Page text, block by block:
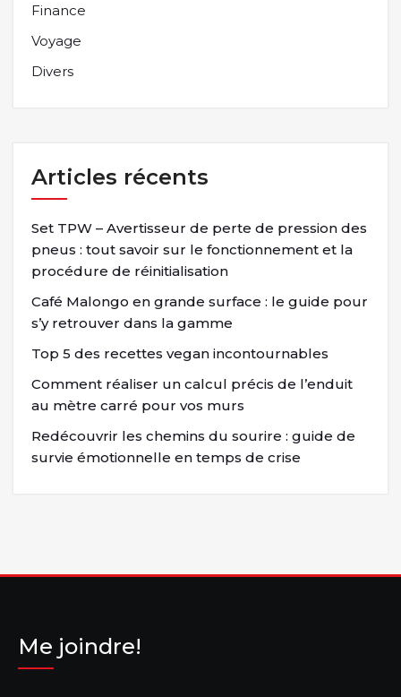
Finance
Voyage
Divers
Articles récents
Set TPW – Avertisseur de perte de pression des
pneus : tout savoir sur le fonctionnement et la
procédure de réinitialisation
Café Malongo en grande surface : le guide pour
s’y retrouver dans la gamme
Top 5 des recettes vegan incontournables
Comment réaliser un calcul précis de l’enduit
au mètre carré pour vos murs
Redécouvrir les chemins du sourire : guide de
survie émotionnelle en temps de crise
Me joindre!